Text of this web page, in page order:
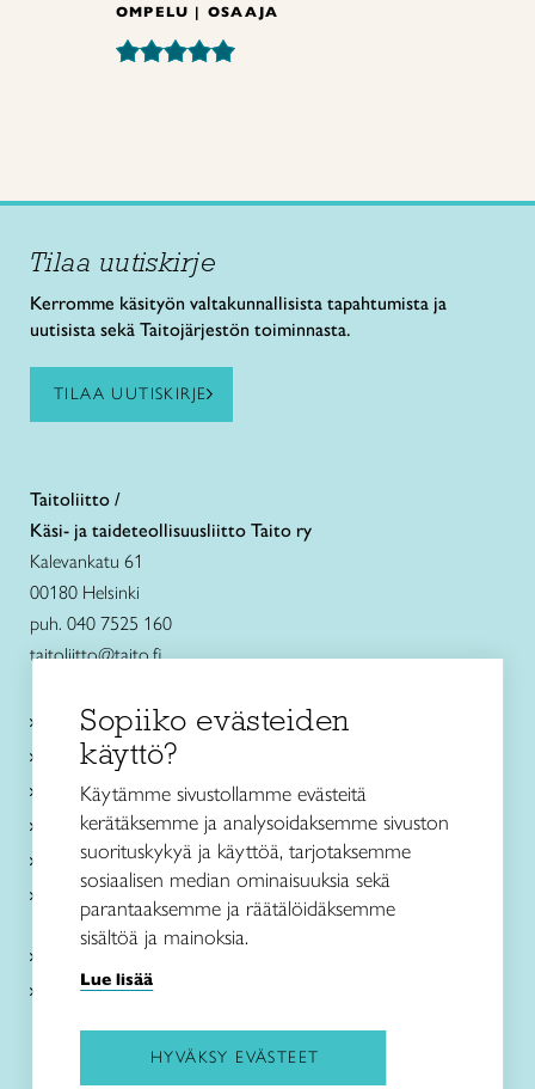
OMPELU | OSAAJA
Tilaa uutiskirje
Kerromme käsityön valtakunnallisista tapahtumista ja
uutisista sekä Taitojärjestön toiminnasta.
TILAA UUTISKIRJE
Taitoliitto /
Käsi- ja taideteollisuusliitto Taito ry
Kalevankatu 61
00180 Helsinki
puh. 040 7525 160
taitoliitto@taito.fi
Käsityökurssit ja koulutus
Ajankohtaista
Käsityöohjeet
Me olemme Taito
Paikallinen toiminta
Verkkokaupat
Kirjaudu Arviin
Kirjaudu Taitocampukseen
Sopiiko evästeiden
käyttö?
Käytämme sivustollamme evästeitä
kerätäksemme ja analysoidaksemme sivuston
suorituskykyä ja käyttöä, tarjotaksemme
sosiaalisen median ominaisuuksia sekä
parantaaksemme ja räätälöidäksemme
sisältöä ja mainoksia.
Lue lisää
HYVÄKSY EVÄSTEET